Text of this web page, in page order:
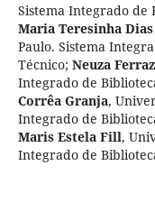
Sistema Integrado de
Maria Teresinha
Paulo. Sistema
Técnico; Neuza Ferraz
Integrado de
Corrêa Granja,
Integrado de
Maris Estela Fill,
Integrado de